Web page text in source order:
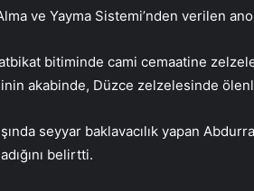
ve Yayma Sistemi’nden verilen
bitiminde cami cemaatine
akabinde, Düzce zelzelesinde
seyyar baklavacılık yapan
belirtti.